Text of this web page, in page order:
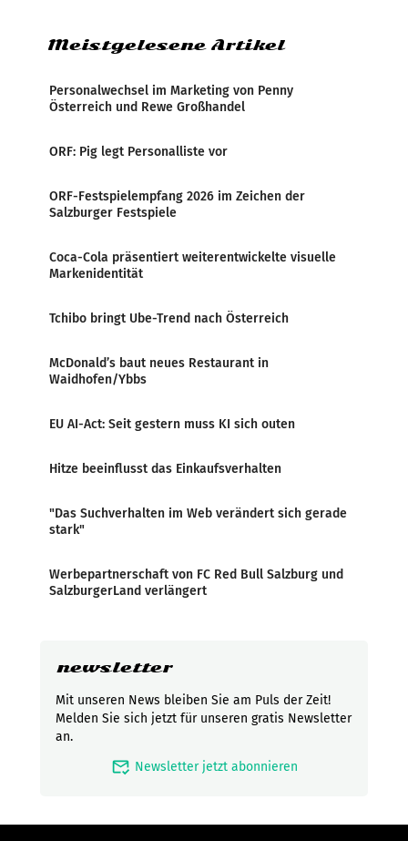
Meistgelesene Artikel
Personalwechsel im Marketing von Penny
Österreich und Rewe Großhandel
ORF: Pig legt Personalliste vor
ORF-Festspielempfang 2026 im Zeichen der
Salzburger Festspiele
Coca-Cola präsentiert weiterentwickelte visuelle
Markenidentität
Tchibo bringt Ube-Trend nach Österreich
McDonald’s baut neues Restaurant in
Waidhofen/Ybbs
EU AI-Act: Seit gestern muss KI sich outen
Hitze beeinflusst das Einkaufsverhalten
"Das Suchverhalten im Web verändert sich gerade
stark"
Werbepartnerschaft von FC Red Bull Salzburg und
SalzburgerLand verlängert
newsletter
Mit unseren News bleiben Sie am Puls der Zeit!
Melden Sie sich jetzt für unseren gratis Newsletter
an.
mark_email_read Newsletter jetzt abonnieren